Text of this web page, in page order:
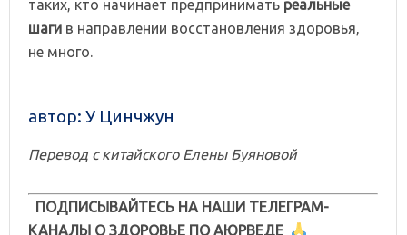
таких, кто начинает предпринимать реальные
шаги в направлении восстановления здоровья,
не много.
автор: У Цинчжун
Перевод с китайского Елены Буяновой
ПОДПИСЫВАЙТЕСЬ НА НАШИ ТЕЛЕГРАМ-
КАНАЛЫ О ЗДОРОВЬЕ ПО АЮРВЕДЕ